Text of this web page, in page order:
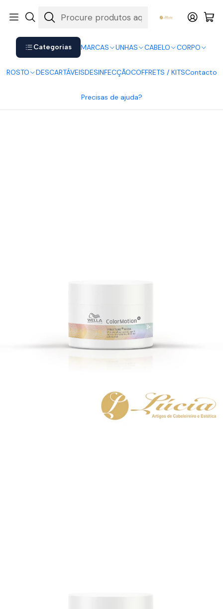
Categorias MARCAS UNHAS CABELO CORPO
ROSTO DESCARTÁVEISDESINFECÇÃOCOFFRETS / KITSContacto
Precisas de ajuda?
Shop now. Pay later with Klarna.
Máscara Color Motion 150ml